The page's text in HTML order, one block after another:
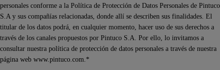
personales conforme a la Política de Protección de Datos Personales de Pintuco
S.A y sus compañías relacionadas, donde allí se describen sus finalidades. El
titular de los datos podrá, en cualquier momento, hacer uso de sus derechos a
través de los canales propuestos por Pintuco S.A. Por ello, lo invitamos a
consultar nuestra política de protección de datos personales a través de nuestra
página web www.pintuco.com.*